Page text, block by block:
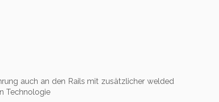
auch an den Rails mit zusätzlicher welded
Technologie